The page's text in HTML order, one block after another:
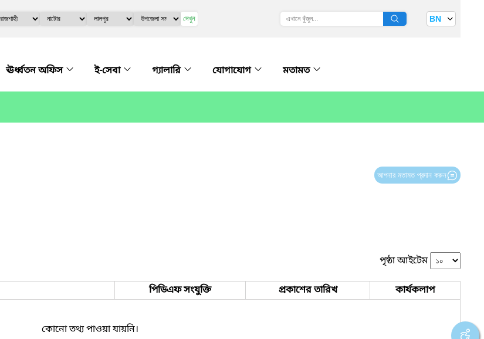
দেখুন BN
ঊর্ধ্বতন অফিস ই-সেবা গ্যালারি যোগাযোগ মতামত
আপনার মতামত প্রদান করুন
পৃষ্ঠা আইটেম
পিডিএফ সংযুক্তি প্রকাশের তারিখ কার্যকলাপ
কোনো তথ্য পাওয়া যায়নি।